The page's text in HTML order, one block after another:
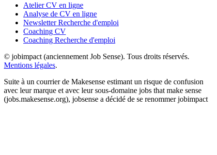
Atelier CV en ligne
Analyse de CV en ligne
Newsletter Recherche d'emploi
Coaching CV
Coaching Recherche d'emploi
© jobimpact (anciennement Job Sense). Tous droits réservés.
Mentions légales.
Suite à un courrier de Makesense estimant un risque de confusion
avec leur marque et avec leur sous-domaine jobs that make sense
(jobs.makesense.org), jobsense a décidé de se renommer jobimpact